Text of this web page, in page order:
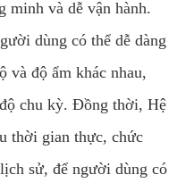
minh và dễ vận hành.
dùng có thể dễ dàng
và độ ẩm khác nhau,
chu kỳ. Đồng thời, Hệ
thời gian thực, chức
sử, để người dùng có